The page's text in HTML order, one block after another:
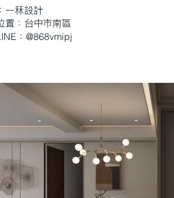
一秝設計
置：台中市南區
： @868vmipj